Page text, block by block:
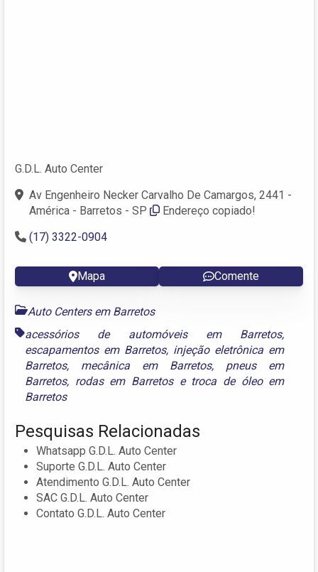
G.D.L. Auto Center
Av Engenheiro Necker Carvalho De Camargos, 2441 -
América - Barretos - SP
Endereço copiado!
(17) 3322-0904
Mapa Comente
Auto Centers em Barretos
acessórios de automóveis em Barretos,
escapamentos em Barretos, injeção eletrônica em
Barretos, mecânica em Barretos, pneus em
Barretos, rodas em Barretose troca de óleo em
Barretos
Pesquisas Relacionadas
Whatsapp G.D.L. Auto Center
Suporte G.D.L. Auto Center
Atendimento G.D.L. Auto Center
SAC G.D.L. Auto Center
Contato G.D.L. Auto Center